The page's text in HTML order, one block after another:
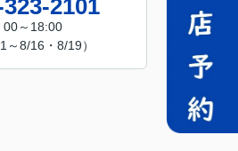
2101
00～18:00
～8/16・8/19）